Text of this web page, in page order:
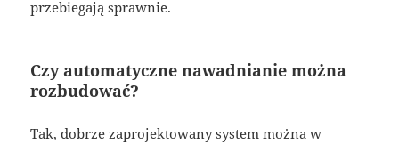
przebiegają sprawnie.
Czy automatyczne nawadnianie można
rozbudować?
Tak, dobrze zaprojektowany system można w